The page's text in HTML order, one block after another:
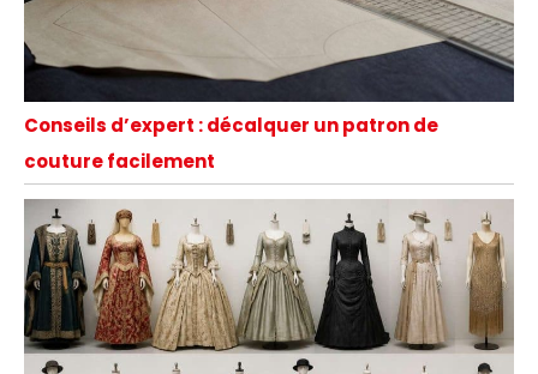
Conseils d’expert : décalquer un patron de
couture facilement